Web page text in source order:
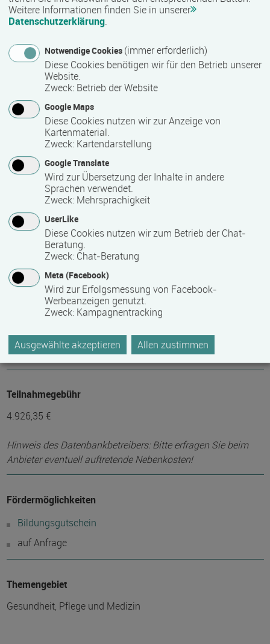
Nähere Bezeichnung des Abschlusses
Zertifikat "Betreuungskraft nach §§ 43 b/53 b"
Voraussichtliche Dauer
6 Monat(e)
Termine auf Anfrage
Bemerkungen zum Termin
monatliche Starttermine
Mindest­teilnehmer­anzahl
Maximale Teilnehmerzahl
20
Teilnahmegebühr
4.926,35 €
Hinweis des Datenbankbetreibers: Bitte erfragen Sie beim
Anbieter eventuell auftretende Nebenkosten!
Fördermöglichkeiten
Bildungsgutschein
auf Anfrage
Themengebiet
Gesundheit, Pflege und Medizin
Weitere Informationen finden Sie in unserer
Datenschutzerklärung.
Notwendige Cookies (immer erforderlich)
Diese Cookies benötigen wir für den Betrieb unserer
Website.
Zweck: Betrieb der Website
Google Maps
Diese Cookies nutzen wir zur Anzeige von
Kartenmaterial.
Zweck: Kartendarstellung
Google Translate
Wird zur Übersetzung der Inhalte in andere
Sprachen verwendet.
Zweck: Mehrsprachigkeit
UserLike
Diese Cookies nutzen wir zum Betrieb der Chat-
Beratung.
Zweck: Chat-Beratung
Meta (Facebook)
Wird zur Erfolgsmessung von Facebook-
Werbeanzeigen genutzt.
Zweck: Kampagnentracking
Ausgewählte akzeptieren Allen zustimmen